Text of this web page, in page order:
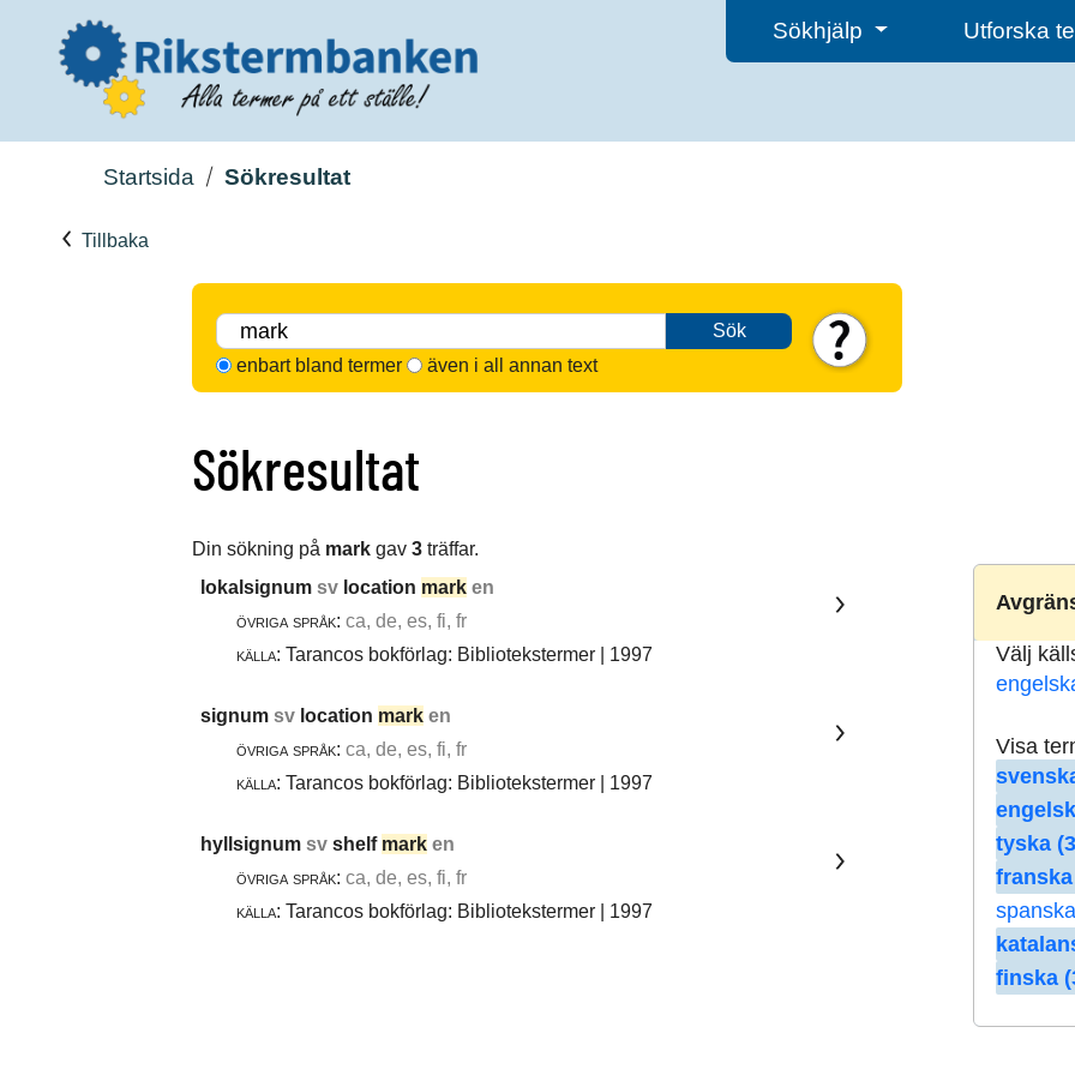
Sökhjälp Utforska
Startsida Sökresultat
Tillbaka
Sök
enbart bland termer
även i all annan text
Sökresultat
Din sökning på mark gav 3 träffar.
Välj
Visa
tyska
franska
finska
lokalsignum sv location mark en
övriga språk: ca, de, es, fi, fr
källa: Tarancos bokförlag: Bibliotekstermer | 1997
signum sv location mark en
övriga språk: ca, de, es, fi, fr
källa: Tarancos bokförlag: Bibliotekstermer | 1997
hyllsignum sv shelf mark en
övriga språk: ca, de, es, fi, fr
källa: Tarancos bokförlag: Bibliotekstermer | 1997